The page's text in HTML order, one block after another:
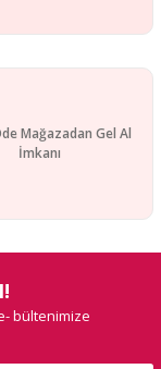
Mağazadan Gel Al
İmkanı
bültenimize